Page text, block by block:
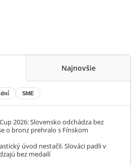
Najnovšie
dní SME
2026: Slovensko odchádza bez
o bronz prehralo s Fínskom
úvod nestačil. Slováci padli v
bez medailí